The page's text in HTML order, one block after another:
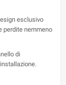
esclusivo
perdite nemmeno
di